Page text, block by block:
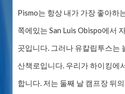
Pismo는 항상 내가 가장 좋아하
쪽에있는 San Luis Obispo에서
곳입니다. 그러나 유칼립투스는
산책로입니다. 우리가 하이킹에
합니다. 저는 둘째 날 캠프장 뒤